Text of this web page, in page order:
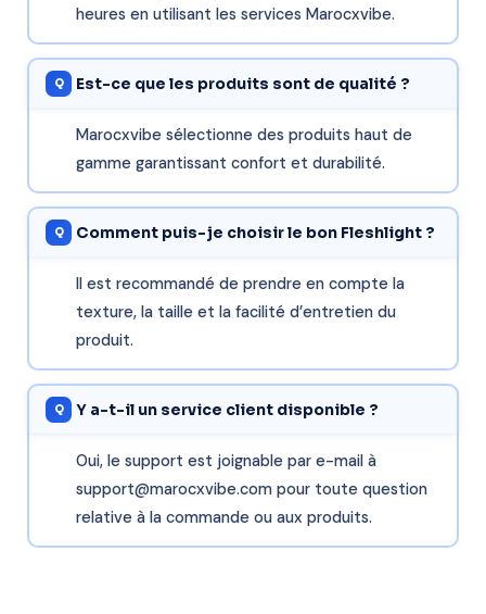
heures en utilisant les services Marocxvibe.
Est-ce que les produits sont de qualité ?
Marocxvibe sélectionne des produits haut de
gamme garantissant confort et durabilité.
Comment puis-je choisir le bon Fleshlight ?
Il est recommandé de prendre en compte la
texture, la taille et la facilité d’entretien du
produit.
Y a-t-il un service client disponible ?
Oui, le support est joignable par e-mail à
support@marocxvibe.com pour toute question
relative à la commande ou aux produits.